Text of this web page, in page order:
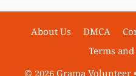
About Us DMCA
Terms